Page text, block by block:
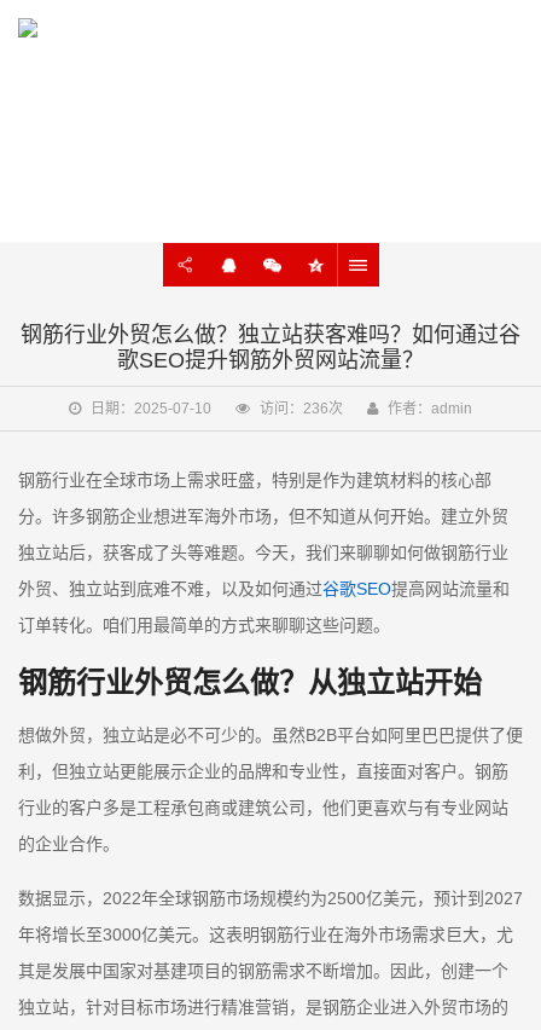
钢筋行业外贸怎么做？独立站获客难吗？如何通过谷
歌SEO提升钢筋外贸网站流量？
日期：2025-07-10 访问：236次 作者：admin
钢筋行业在全球市场上需求旺盛，特别是作为建筑材料的核心部
分。许多钢筋企业想进军海外市场，但不知道从何开始。建立外贸
独立站后，获客成了头等难题。今天，我们来聊聊如何做钢筋行业
外贸、独立站到底难不难，以及如何通过谷歌SEO提高网站流量和
订单转化。咱们用最简单的方式来聊聊这些问题。
钢筋行业外贸怎么做？从独立站开始
想做外贸，独立站是必不可少的。虽然B2B平台如阿里巴巴提供了便
利，但独立站更能展示企业的品牌和专业性，直接面对客户。钢筋
行业的客户多是工程承包商或建筑公司，他们更喜欢与有专业网站
的企业合作。
数据显示，2022年全球钢筋市场规模约为2500亿美元，预计到2027
年将增长至3000亿美元。这表明钢筋行业在海外市场需求巨大，尤
其是发展中国家对基建项目的钢筋需求不断增加。因此，创建一个
独立站，针对目标市场进行精准营销，是钢筋企业进入外贸市场的